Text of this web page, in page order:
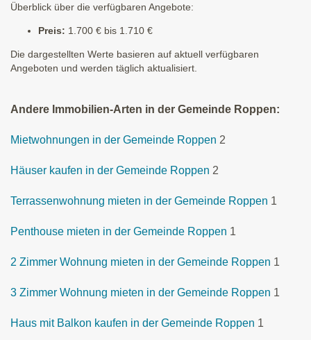
Überblick über die verfügbaren Angebote:
Preis: 1.700 € bis 1.710 €
Die dargestellten Werte basieren auf aktuell verfügbaren
Angeboten und werden täglich aktualisiert.
Andere Immobilien-Arten in der Gemeinde Roppen:
Mietwohnungen in der Gemeinde Roppen 2
Häuser kaufen in der Gemeinde Roppen 2
Terrassenwohnung mieten in der Gemeinde Roppen 1
Penthouse mieten in der Gemeinde Roppen 1
2 Zimmer Wohnung mieten in der Gemeinde Roppen 1
3 Zimmer Wohnung mieten in der Gemeinde Roppen 1
Haus mit Balkon kaufen in der Gemeinde Roppen 1